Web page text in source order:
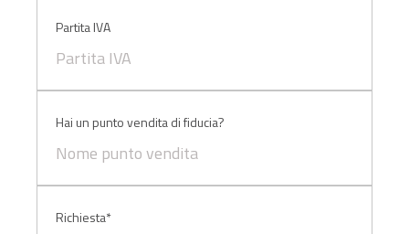
Partita IVA
Hai un punto vendita di fiducia?
Richiesta*